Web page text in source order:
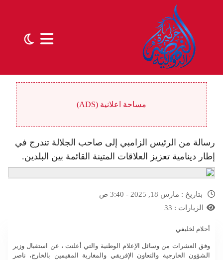
مساحة اعلانية (ADS)
رسالة من الرئيس الزامبي إلى صاحب الجلالة تندرج في
إطار دينامية تعزيز العلاقات المتينة القائمة بين البلدين.
بتاريخ : مارس 18, 2025 - 3:40 ص
الزيارات : 33
أحلام لخليفي
وفق العشرات من وسائل الإعلام الوطنية والتي أعلنت ، عن استقبال وزير
الشؤون الخارجية والتعاون الإفريقي والمغاربة المقيمين بالخارج، ناصر